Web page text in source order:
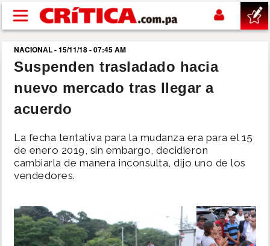
Pasar al contenido principal
buscar
SUCESOS
POLÍTICA
DEPORTES
NACIONAL - 15/11/18 - 07:45 AM
Suspenden trasladado hacia
nuevo mercado tras llegar a
acuerdo
La fecha tentativa para la mudanza era para el 15
de enero 2019, sin embargo, decidieron
cambiarla de manera inconsulta, dijo uno de los
vendedores.